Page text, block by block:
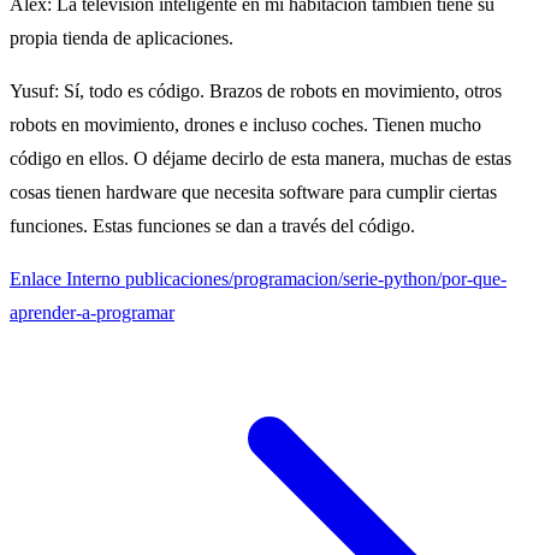
propia tienda de aplicaciones.
Yusuf: Sí, todo es código. Brazos de robots en movimiento, otros
robots en movimiento, drones e incluso coches. Tienen mucho
código en ellos. O déjame decirlo de esta manera, muchas de estas
cosas tienen hardware que necesita software para cumplir ciertas
funciones. Estas funciones se dan a través del código.
Enlace Interno publicaciones/programacion/serie-python/por-que-
aprender-a-programar